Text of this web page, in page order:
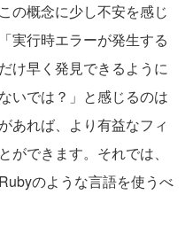
の概念に少し不安を感じ
実行時エラーが発生する
け早く発見できるように
いでは？」と感じるのは
あれば、より有益なフィ
ができます。それでは、
のような言語を使うべ